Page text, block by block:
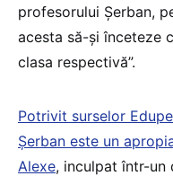
profesorului Șerban,
acesta să-și înceteze
clasa respectivă”.
Potrivit surselor
Șerban este un
Alexe, inculpat într-un